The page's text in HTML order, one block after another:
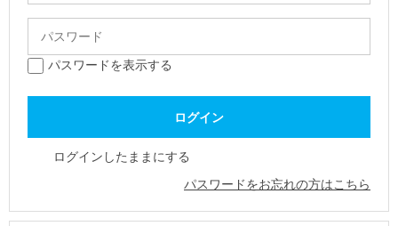
パスワードを表示する
ログインしたままにする
パスワードをお忘れの方はこちら